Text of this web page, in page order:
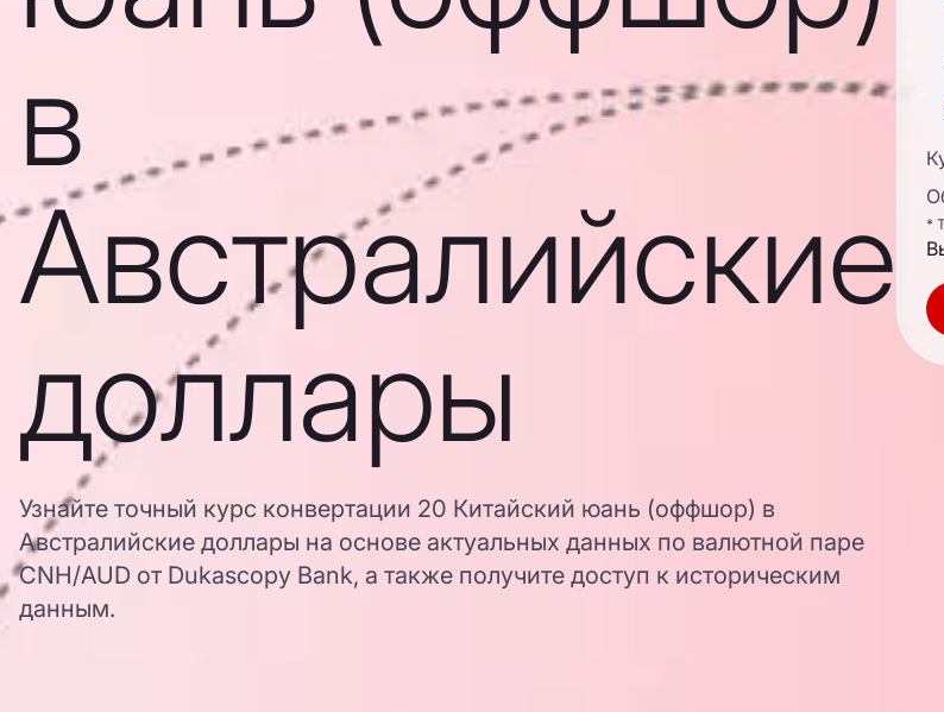
в
Австралийские
доллары
Узнайте точный курс конвертации 20 Китайский юань (оффшор) в
Австралийские доллары на основе актуальных данных по валютной паре
CNH/AUD от Dukascopy Bank, а также получите доступ к историческим
данным.
*